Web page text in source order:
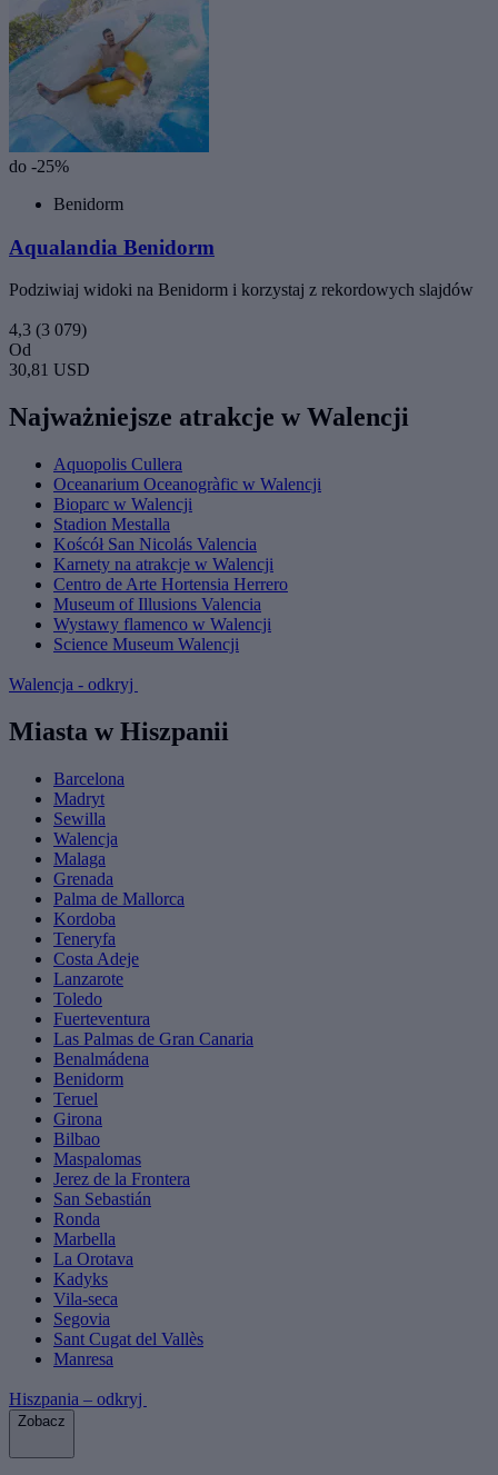
do -25%
Benidorm
Aqualandia Benidorm
Podziwiaj widoki na Benidorm i korzystaj z rekordowych slajdów
4,3 (3 079)
Od
30,81 USD
Najważniejsze atrakcje w Walencji
Aquopolis Cullera
Oceanarium Oceanogràfic w Walencji
Bioparc w Walencji
Stadion Mestalla
Koścół San Nicolás Valencia
Karnety na atrakcje w Walencji
Centro de Arte Hortensia Herrero
Museum of Illusions Valencia
Wystawy flamenco w Walencji
Science Museum Walencji
Walencja - odkryj
Miasta w Hiszpanii
Barcelona
Madryt
Sewilla
Walencja
Malaga
Grenada
Palma de Mallorca
Kordoba
Teneryfa
Costa Adeje
Lanzarote
Toledo
Fuerteventura
Las Palmas de Gran Canaria
Benalmádena
Benidorm
Teruel
Girona
Bilbao
Maspalomas
Jerez de la Frontera
San Sebastián
Ronda
Marbella
La Orotava
Kadyks
Vila-seca
Segovia
Sant Cugat del Vallès
Manresa
Hiszpania – odkryj
Zobacz